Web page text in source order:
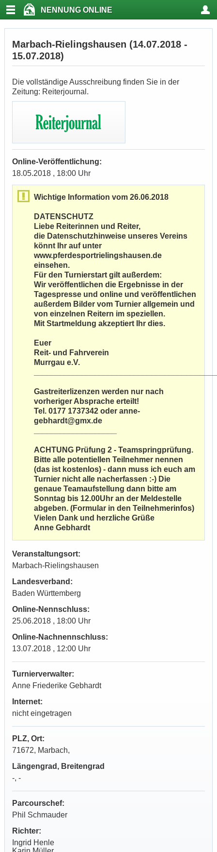
NENNUNG ONLINE
Marbach-Rielingshausen (14.07.2018 -
15.07.2018)
Die vollständige Ausschreibung finden Sie in der
Zeitung: Reiterjournal.
Online-Veröffentlichung:
18.05.2018 , 18:00 Uhr
Wichtige Information vom 26.06.2018
DATENSCHUTZ
Liebe Reiterinnen und Reiter,
die Datenschutzhinweise unseres Vereins
könnt Ihr auf unter
www.pferdesportrielingshausen.de
einsehen.
Für den Turnierstart gilt außerdem:
Wir veröffentlichen die Ergebnisse in der
Tagespresse und online und veröffentlichen
außerdem Bilder vom Turnier allgemein und
von einzelnen Reitern im speziellen.
Mit Startmeldung akzeptiert Ihr dies.
Euer
Reit- und Fahrverein
Murrgau e.V.
Gastreiterlizenzen werden nur nach
vorheriger Absprache erteilt!
Tel. 0177 1737342 oder anne-
gebhardt@gmx.de
ACHTUNG Prüfung 2 - Teamspringprüfung.
Bitte alle potentiellen Teilnehmer nennen
(das ist kostenlos) - dann muss ich euch am
Turnier nicht alle nacherfassen :-) Die
genaue Teamaufstellung dann bitte am
Sonntag bis 12.00Uhr an der Meldestelle
abgeben. (Formular in den Teilnehmerinfos)
Vielen Dank und herzliche Grüße
Anne Gebhardt
Veranstaltungsort:
Marbach-Rielingshausen
Landesverband:
Baden Württemberg
Online-Nennschluss:
25.06.2018 , 18:00 Uhr
Online-Nachnennschluss:
13.07.2018 , 12:00 Uhr
Turnierverwalter:
Anne Friederike Gebhardt
Internet:
nicht eingetragen
PLZ, Ort:
71672, Marbach,
Längengrad, Breitengrad
-, -
Parcourschef:
Phil Schmauder
Richter:
Ingrid Henle